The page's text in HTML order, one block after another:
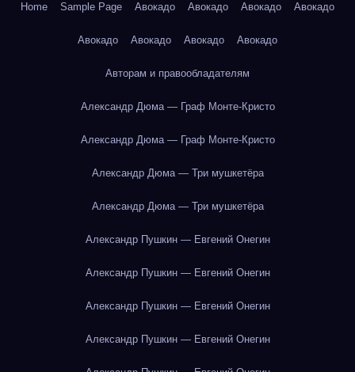
Home Sample Page Авокадо Авокадо Авокадо Авокадо
Авокадо Авокадо Авокадо Авокадо
Авторам и правообладателям
Александр Дюма — Граф Монте-Кристо
Александр Дюма — Граф Монте-Кристо
Александр Дюма — Три мушкетёра
Александр Дюма — Три мушкетёра
Александр Пушкин — Евгений Онегин
Александр Пушкин — Евгений Онегин
Александр Пушкин — Евгений Онегин
Александр Пушкин — Евгений Онегин